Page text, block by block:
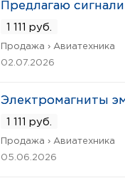
Предлагаю
1 111 руб.
Продажа › Авиатехника
02.07.2026
Электромагниты
1 111 руб.
Продажа › Авиатехника
05.06.2026